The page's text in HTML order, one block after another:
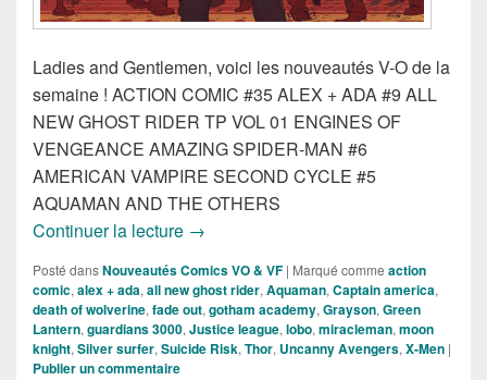
Ladies and Gentlemen, voici les nouveautés V-O de la
semaine ! ACTION COMIC #35 ALEX + ADA #9 ALL
NEW GHOST RIDER TP VOL 01 ENGINES OF
VENGEANCE AMAZING SPIDER-MAN #6
AMERICAN VAMPIRE SECOND CYCLE #5
AQUAMAN AND THE OTHERS
Continuer la lecture Sortie des comics VO de la semaine
→
Posté dansNouveautés Comics VO & VF | Marqué comme action
comic, alex + ada, all new ghost rider, Aquaman, Captain america,
death of wolverine, fade out, gotham academy, Grayson, Green
Lantern, guardians 3000, Justice league, lobo, miracleman, moon
knight, Silver surfer, Suicide Risk, Thor, Uncanny Avengers, X-Men |
Publier un commentaire